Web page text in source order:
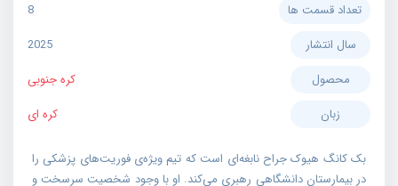
تعداد قسمت ها
8
سال انتشار
2025
محصول
کره جنوبی
زبان
کره ای
بک کانگ هیوک جراح نابغه‌ای است که تیم ویژه‌ی فوریت‌های پزشکی را
در بیمارستان دانشگاهی رهبری می‌کند. او با وجود شخصیت سرسخت و